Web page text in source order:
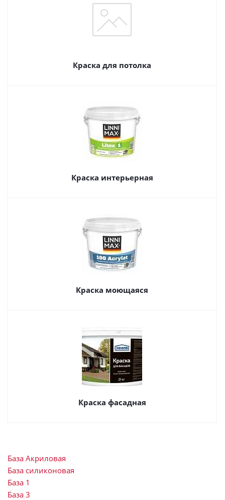
Краска для потолка
Краска интерьерная
Краска моющаяся
Краска фасадная
База Акриловая
База силиконовая
База 1
База 3